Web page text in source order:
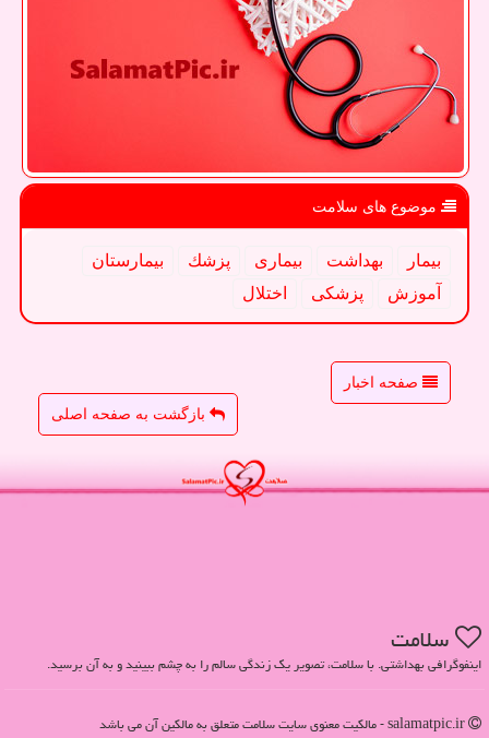
موضوع های سلامت
بیمار بهداشت بیماری پزشك
بیمارستان
آموزش
پزشكی اختلال
صفحه اخبار
بازگشت به صفحه اصلی
سلامت
اینفوگرافی بهداشتی. با سلامت، تصویر یک زندگی سالم را به چشم ببینید و به آن برسید.